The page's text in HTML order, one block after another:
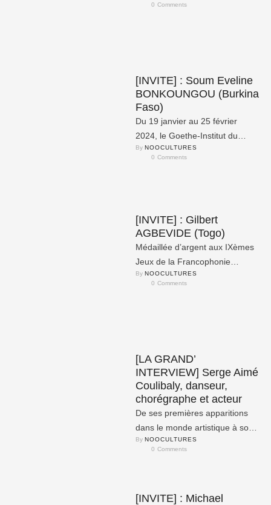
0 Comments
[INVITE] : Soum Eveline
BONKOUNGOU (Burkina
Faso)
Du 19 janvier au 25 février
2024, le Goethe-Institut du
Burkina Faso accueille
By NOOCULTURES
0 Comments
[INVITE] : Gilbert
AGBEVIDE (Togo)
Médaillée d’argent aux IXèmes
Jeux de la Francophonie
(Kinshasa, 2023) dans la
By NOOCULTURES
0 Comments
[LA GRAND’
INTERVIEW] Serge Aimé
Coulibaly, danseur,
chorégraphe et acteur
De ses premières apparitions
dans le monde artistique à son
départ pour l’Europe, en
By NOOCULTURES
0 Comments
[INVITE] : Michael